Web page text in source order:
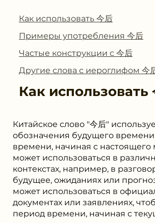
Как использовать 今后
Примеры употребления 今后
Частые конструкции с 今后
Другие слова с иероглифом 今
Как использовать
Китайское слово "今后"
обозначения будущего
времени, начиная с
может использоваться в
контекстах, например, в
будущее, ожиданиях или
может использоваться в
документах или заявлениях,
период времени, начиная с